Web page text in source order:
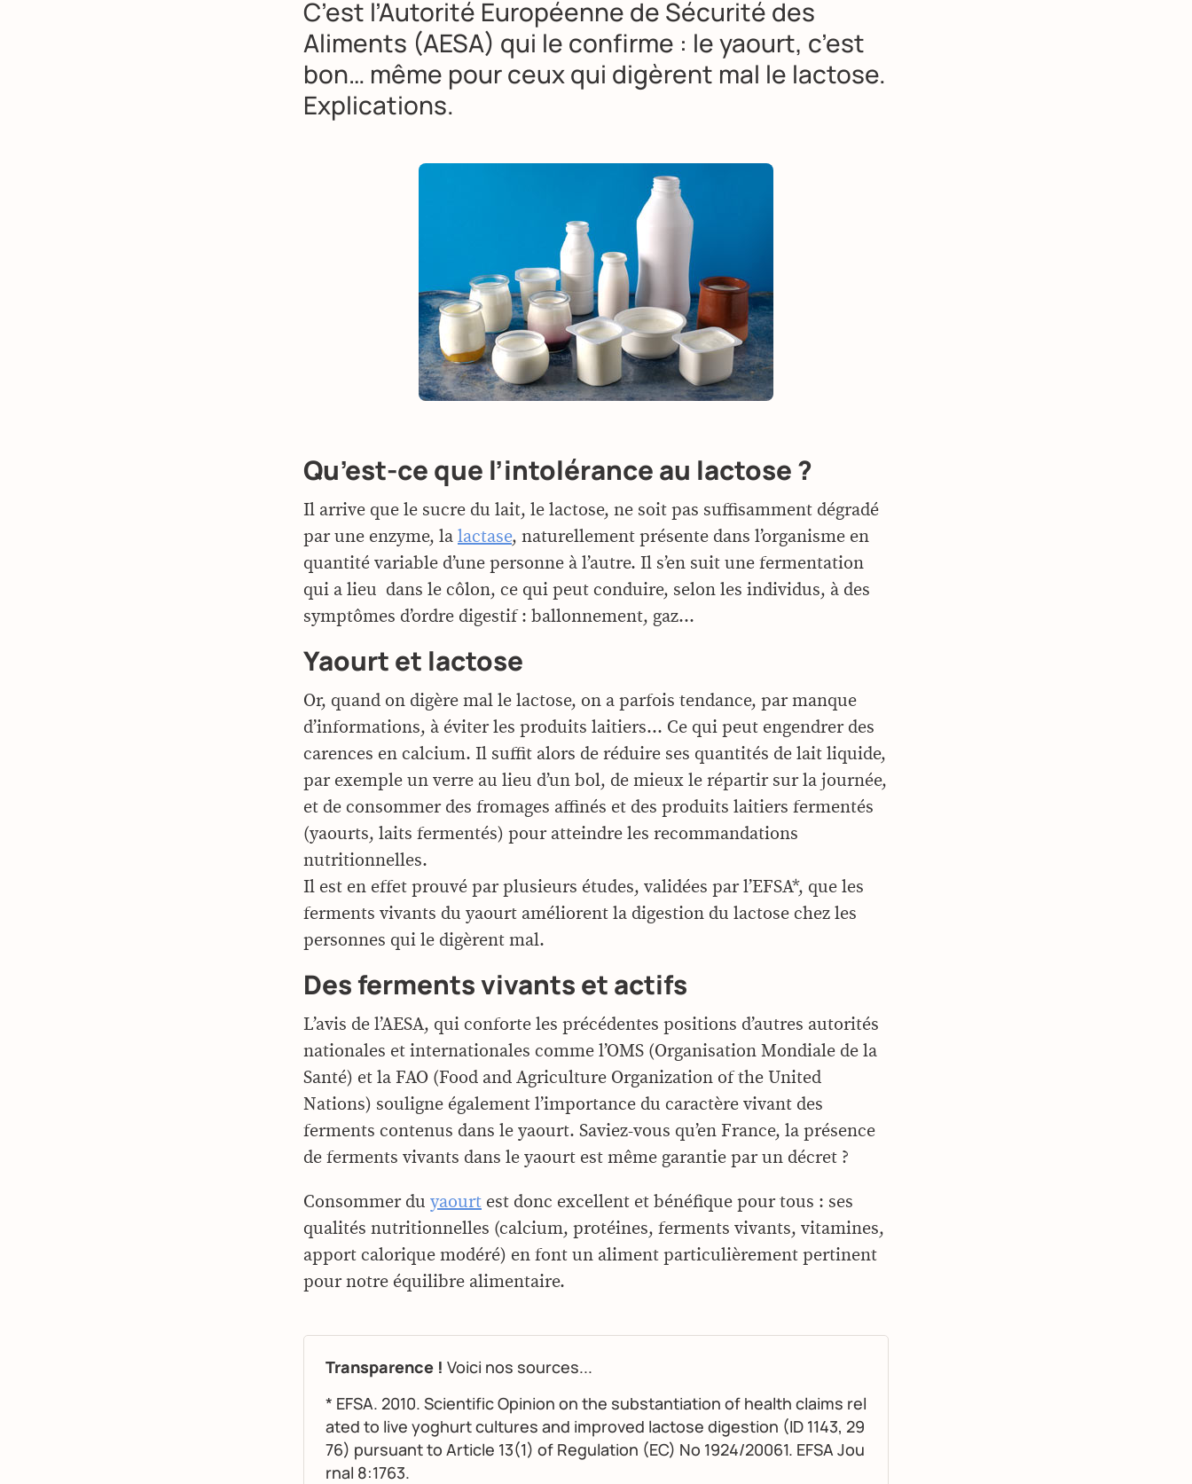
C’est l’Autorité Européenne de Sécurité des
Aliments (AESA) qui le confirme : leyaourt, c’est
bon… même pour ceux qui digèrent mal le lactose.
Explications.
Qu’est-ce que l’intolérance au lactose ?
Il arrive que le sucre du lait, le lactose, ne soit pas suffisamment dégradé
par une enzyme, la lactase, naturellement présente dans l’organisme en
quantité variable d’une personne à l’autre. Il s’en suit une fermentation
qui a lieu dans le côlon, ce qui peut conduire, selon les individus, à des
symptômes d’ordre digestif : ballonnement, gaz…
Yaourt et lactose
Or, quand on digère mal le lactose, on a parfois tendance, par manque
d’informations, à éviter les produits laitiers… Ce qui peut engendrer des
carences en calcium. Il suffit alors de réduire ses quantités de lait liquide,
par exemple un verre au lieu d’un bol, de mieux le répartir sur la journée,
et de consommer des fromages affinés et des produits laitiers fermentés
(yaourts, laits fermentés) pour atteindre les recommandations
nutritionnelles.
Il est en effet prouvé par plusieurs études, validées par l’EFSA*, que les
ferments vivants du yaourt améliorent la digestion du lactose chez les
personnes qui le digèrent mal.
Des ferments vivants et actifs
L’avis de l’AESA, qui conforte les précédentes positions d’autres autorités
nationales et internationales comme l’OMS (Organisation Mondiale de la
Santé) et la FAO (Food and Agriculture Organization of the United
Nations) souligne également l’importance du caractère vivant des
ferments contenus dans le yaourt. Saviez-vous qu’en France, la présence
de ferments vivants dans le yaourt est même garantie par un décret ?
Consommer du yaourt est donc excellent et bénéfique pour tous : ses
qualités nutritionnelles (calcium, protéines, ferments vivants, vitamines,
apport calorique modéré) en font un aliment particulièrement pertinent
pour notre équilibre alimentaire.
Transparence ! Voici nos sources...
* EFSA. 2010. Scientific Opinion on the substantiation of health claims rel
ated to live yoghurt cultures and improved lactose digestion (ID 1143, 29
76) pursuant to Article 13(1) of Regulation (EC) No 1924/20061. EFSA Jou
rnal 8:1763.